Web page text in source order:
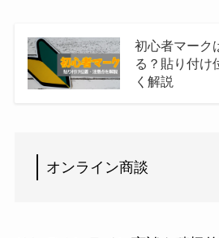
初心者マーク
る？貼り付け
く解説
オンライン商談